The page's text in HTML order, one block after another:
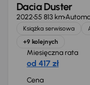
Dacia Duster
202255 813 km
Książka serwisowa
+9 kolejnych
Miesięczna rata
od 417 zł
Cena